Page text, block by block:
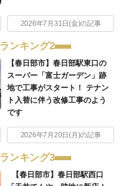
2026年7月31日(金)の記事
ランキング2
【春日部市】春日部駅東口の
スーパー「富士ガーデン」跡
地で工事がスタート！ テナン
ト入替に伴う改修工事のよう
です
2026年7月20日(月)の記事
ランキング3
【春日部市】春日部駅西口